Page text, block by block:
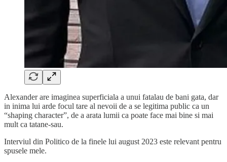
Alexander are imaginea superficiala a unui fatalau de bani gata, dar
in inima lui arde focul tare al nevoii de a se legitima public ca un
“shaping character”, de a arata lumii ca poate face mai bine si mai
mult ca tatane-sau.
Interviul din Politico de la finele lui august 2023 este relevant pentru
spusele mele.